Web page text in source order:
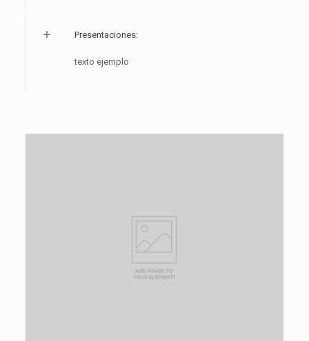
Presentaciones:
texto ejemplo